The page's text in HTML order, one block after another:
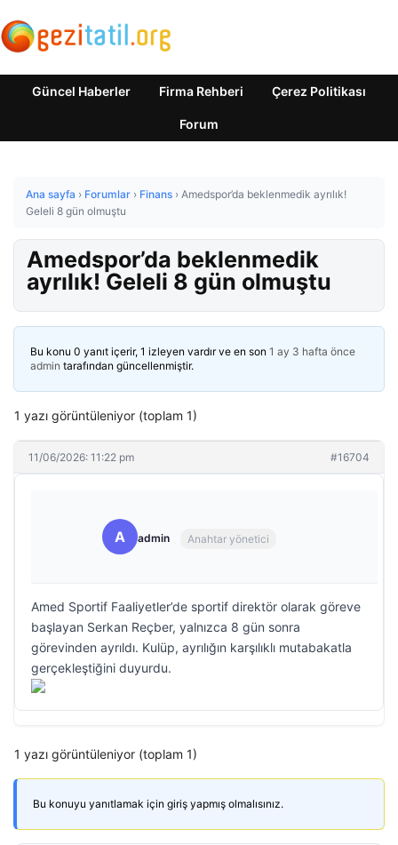
Güncel Haberler Firma Rehberi Çerez Politikası
Forum
Ana sayfa › Forumlar › Finans › Amedspor’da beklenmedik ayrılık!
Geleli 8 gün olmuştu
Amedspor’da beklenmedik
ayrılık! Geleli 8 gün olmuştu
Bu konu 0 yanıt içerir, 1 izleyen vardır ve en son 1 ay 3 hafta önce
admin tarafından güncellenmiştir.
1 yazı görüntüleniyor (toplam 1)
11/06/2026: 11:22 pm #16704
A admin Anahtar yönetici
Amed Sportif Faaliyetler’de sportif direktör olarak göreve
başlayan Serkan Reçber, yalnızca 8 gün sonra
görevinden ayrıldı. Kulüp, ayrılığın karşılıklı mutabakatla
gerçekleştiğini duyurdu.
1 yazı görüntüleniyor (toplam 1)
Bu konuyu yanıtlamak için giriş yapmış olmalısınız.